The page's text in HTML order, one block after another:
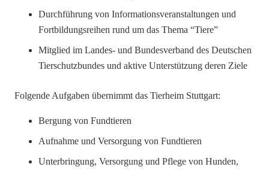
Durchführung von Informationsveranstaltungen und
Fortbildungsreihen rund um das Thema “Tiere”
Mitglied im Landes- und Bundesverband des Deutschen
Tierschutzbundes und aktive Unterstützung deren Ziele
Folgende Aufgaben übernimmt das Tierheim Stuttgart:
Bergung von Fundtieren
Aufnahme und Versorgung von Fundtieren
Unterbringung, Versorgung und Pflege von Hunden,